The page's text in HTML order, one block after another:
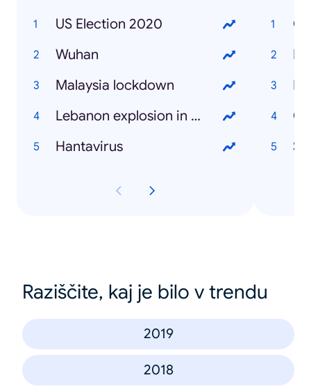
US Election 2020
Wuhan
Malaysia lockdown
Lebanon explosion in Beirut
Hantavirus
Raziščite, kaj je bilo v trendu
2019
2018